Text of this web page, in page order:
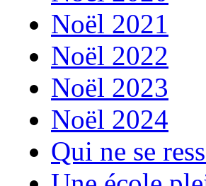
Noël 2021
Noël 2022
Noël 2023
Noël 2024
Qui ne se